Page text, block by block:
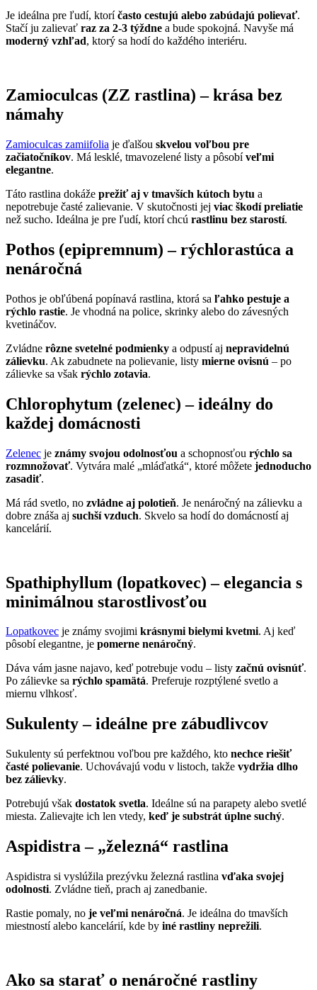
Je ideálna pre ľudí, ktoríčasto cestujú alebo zabúdajú polievať.
Stačí ju zalievať raz za 2-3 týždne a bude spokojná. Navyše má
moderný vzhľad, ktorý sa hodí do každého interiéru.
Zamioculcas (ZZ rastlina) – krása bez
námahy
Zamioculcas zamiifolia je ďalšou skvelou voľbou pre
začiatočníkov. Má lesklé, tmavozelené listy a pôsobíveľmi
elegantne.
Táto rastlina dokáže prežiť aj v tmavších kútoch bytu a
nepotrebuje časté zalievanie. V skutočnosti jej viac škodí preliatie
než sucho. Ideálna je pre ľudí, ktorí chcú rastlinu bez starostí.
Pothos (epipremnum) – rýchlorastúca a
nenáročná
Pothos je obľúbená popínavá rastlina, ktorá sa ľahko pestuje a
rýchlo rastie. Je vhodná na police, skrinky alebo do závesných
kvetináčov.
Zvládne rôzne svetelné podmienky a odpustí aj nepravidelnú
zálievku. Ak zabudnete na polievanie, listy mierne ovisnú – po
zálievke sa však rýchlo zotavia.
Chlorophytum (zelenec) – ideálny do
každej domácnosti
Zelenec je známy svojou odolnosťou a schopnosťou rýchlo sa
rozmnožovať. Vytvára malé „mláďatká“, ktoré môžete jednoducho
zasadiť.
Má rád svetlo, no zvládne aj polotieň. Je nenáročný na zálievku a
dobre znáša aj suchší vzduch. Skvelo sa hodí do domácností aj
kancelárií.
Spathiphyllum (lopatkovec) – elegancia s
minimálnou starostlivosťou
Lopatkovec je známy svojimi krásnymi bielymi kvetmi. Aj keď
pôsobí elegantne, je pomerne nenáročný.
Dáva vám jasne najavo, keď potrebuje vodu – listy začnú ovisnúť.
Po zálievke sa rýchlo spamätá. Preferuje rozptýlené svetlo a
miernu vlhkosť.
Sukulenty – ideálne pre zábudlivcov
Sukulenty sú perfektnou voľbou pre každého, kto nechce riešiť
časté polievanie. Uchovávajú vodu v listoch, takže vydržia dlho
bez zálievky.
Potrebujú však dostatok svetla. Ideálne sú na parapety alebo svetlé
miesta. Zalievajte ich len vtedy, keď je substrát úplne suchý.
Aspidistra – „železná“ rastlina
Aspidistra si vyslúžila prezývku železná rastlina vďaka svojej
odolnosti. Zvládne tieň, prach aj zanedbanie.
Rastie pomaly, no je veľmi nenáročná. Je ideálna do tmavších
miestností alebo kancelárií, kde by iné rastliny neprežili.
Ako sa starať o nenáročné rastliny